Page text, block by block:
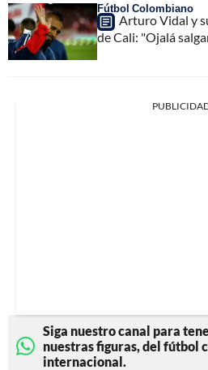
Fútbol Colombiano
Arturo Vidal y
de Cali: "Ojalá
Siga nuestro canal para
nuestras figuras, del fútbol
internacional.